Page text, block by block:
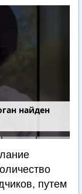
найден
путем